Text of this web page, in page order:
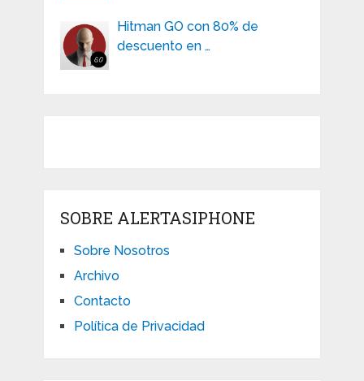
Hitman GO con 80% de
descuento en …
SOBRE ALERTASIPHONE
Sobre Nosotros
Archivo
Contacto
Política de Privacidad